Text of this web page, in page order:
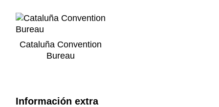
Cataluña Convention
Bureau
Información extra